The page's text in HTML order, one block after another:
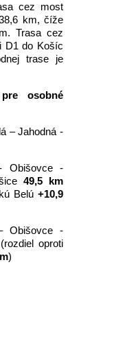
cez most
km, číže
Trasa cez
D1 do Košíc
trase je
osobné
– Jahodná -
Obišovce -
49,5 km
Belú +10,9
Obišovce -
(rozdiel oproti
)